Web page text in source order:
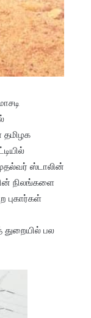
தமிழக
ஸ்டாலின்
நிலங்களை
புகார்கள்
துறையில் பல